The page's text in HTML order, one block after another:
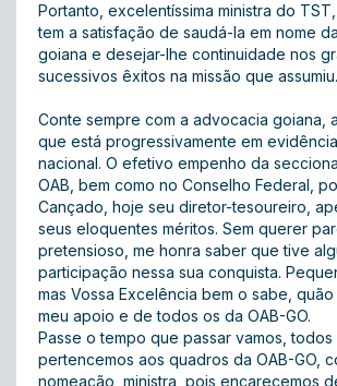
Portanto, excelentíssima ministra do TST,
tem a satisfação de saudá-la em nome
goiana e desejar-lhe continuidade nos
sucessivos êxitos na missão que assumiu.
Conte sempre com a advocacia goiana,
que está progressivamente em
nacional. O efetivo empenho da
OAB, bem como no Conselho Federal,
Cançado, hoje seu diretor-tesoureiro,
seus eloquentes méritos. Sem querer
pretensioso, me honra saber que tive
participação nessa sua conquista.
mas Vossa Excelência bem o sabe,
meu apoio e de todos os da OAB-GO.
Passe o tempo que passar vamos, todos
pertencemos aos quadros da OAB-GO,
nomeação, ministra, pois encarecemos